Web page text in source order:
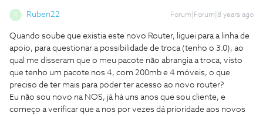
R Ruben22 Forum|Forum|8 years ago
Quando soube que existia este novo Router, liguei para a linha de
apoio, para questionar a possibilidade de troca (tenho o 3.0), ao
qual me disseram que o meu pacote não abrangia a troca, visto
que tenho um pacote nos 4, com 200mb e 4 móveis, o que
preciso de ter mais para poder ter acesso ao novo router?
Eu não sou novo na NOS, já há uns anos que sou cliente, e
começo a verificar que a nos por vezes dá prioridade aos novos